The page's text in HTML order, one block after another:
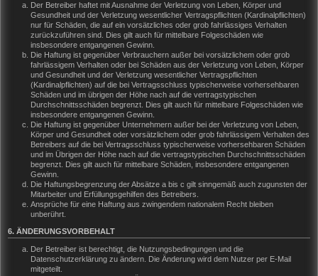
Der Betreiber haftet mit Ausnahme der Verletzung von Leben, Körper und
Gesundheit und der Verletzung wesentlicher Vertragspflichten (Kardinalpflichten)
nur für Schäden, die auf ein vorsätzliches oder grob fahrlässiges Verhalten
zurückzuführen sind. Dies gilt auch für mittelbare Folgeschäden wie
insbesondere entgangenen Gewinn.
Die Haftung ist gegenüber Verbrauchern außer bei vorsätzlichem oder grob
fahrlässigem Verhalten oder bei Schäden aus der Verletzung von Leben, Körper
und Gesundheit und der Verletzung wesentlicher Vertragspflichten
(Kardinalpflichten) auf die bei Vertragsschluss typischerweise vorhersehbaren
Schäden und im übrigen der Höhe nach auf die vertragstypischen
Durchschnittsschäden begrenzt. Dies gilt auch für mittelbare Folgeschäden wie
insbesondere entgangenen Gewinn.
Die Haftung ist gegenüber Unternehmern außer bei der Verletzung von Leben,
Körper und Gesundheit oder vorsätzlichem oder grob fahrlässigem Verhalten des
Betreibers auf die bei Vertragsschluss typischerweise vorhersehbaren Schäden
und im Übrigen der Höhe nach auf die vertragstypischen Durchschnittsschäden
begrenzt. Dies gilt auch für mittelbare Schäden, insbesondere entgangenen
Gewinn.
Die Haftungsbegrenzung der Absätze a bis c gilt sinngemäß auch zugunsten der
Mitarbeiter und Erfüllungsgehilfen des Betreibers.
Ansprüche für eine Haftung aus zwingendem nationalem Recht bleiben
unberührt.
6. ÄNDERUNGSVORBEHALT
Der Betreiber ist berechtigt, die Nutzungsbedingungen und die
Datenschutzerklärung zu ändern. Die Änderung wird dem Nutzer per E-Mail
mitgeteilt.